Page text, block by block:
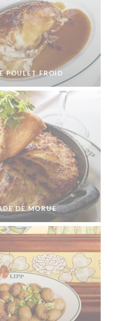
POULET FROID
DE MORUE